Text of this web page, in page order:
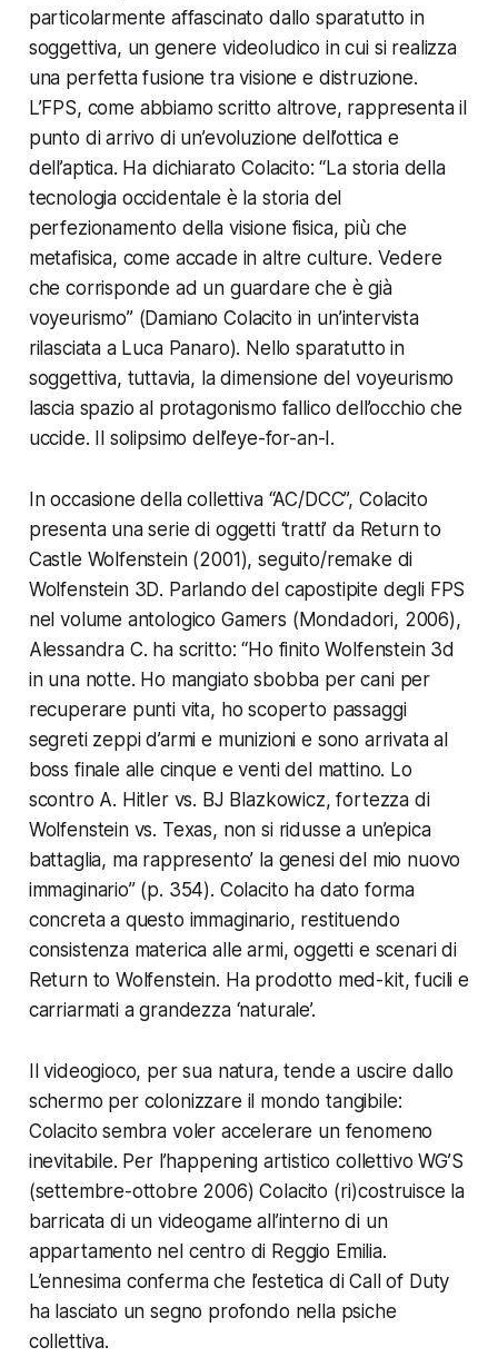
particolarmente affascinato dallo sparatutto in
soggettiva, un genere videoludico in cui si realizza
una perfetta fusione tra visione e distruzione.
L’FPS, come abbiamo scritto altrove, rappresenta il
punto di arrivo di un’evoluzione dell’ottica e
dell’aptica. Ha dichiarato Colacito: “La storia della
tecnologia occidentale è la storia del
perfezionamento della visione fisica, più che
metafisica, come accade in altre culture. Vedere
che corrisponde ad un guardare che è già
voyeurismo” (Damiano Colacito in un’intervista
rilasciata a Luca Panaro). Nello sparatutto in
soggettiva, tuttavia, la dimensione del voyeurismo
lascia spazio al protagonismo fallico dell’occhio che
uccide. Il solipsimo dell’eye-for-an-I.
In occasione della collettiva “AC/DCC”, Colacito
presenta una serie di oggetti ‘tratti’ da Return to
Castle Wolfenstein(2001), seguito/remake di
Wolfenstein 3D. Parlando del capostipite degli FPS
nel volume antologico Gamers (Mondadori, 2006),
Alessandra C. ha scritto: “Ho finito Wolfenstein 3d
in una notte. Ho mangiato sbobba per cani per
recuperare punti vita, ho scoperto passaggi
segreti zeppi d’armi e munizioni e sono arrivata al
boss finale alle cinque e venti del mattino. Lo
scontro A. Hitler vs. BJ Blazkowicz, fortezza di
Wolfenstein vs. Texas, non si ridusse a un’epica
battaglia, ma rappresento’ la genesi del mio nuovo
immaginario” (p. 354). Colacito ha dato forma
concreta a questo immaginario, restituendo
consistenza materica alle armi, oggetti e scenari di
Return to Wolfenstein. Ha prodotto med-kit, fucili e
carriarmati a grandezza ‘naturale’.
Il videogioco, per sua natura, tende a uscire dallo
schermo per colonizzare il mondo tangibile:
Colacito sembra voler accelerare un fenomeno
inevitabile. Per l’happening artistico collettivoWG’S
(settembre-ottobre 2006) Colacito (ri)costruisce la
barricata di un videogame all’interno di un
appartamento nel centro di Reggio Emilia.
L’ennesima conferma che l’estetica diCall of Duty
ha lasciato un segno profondo nella psiche
collettiva.